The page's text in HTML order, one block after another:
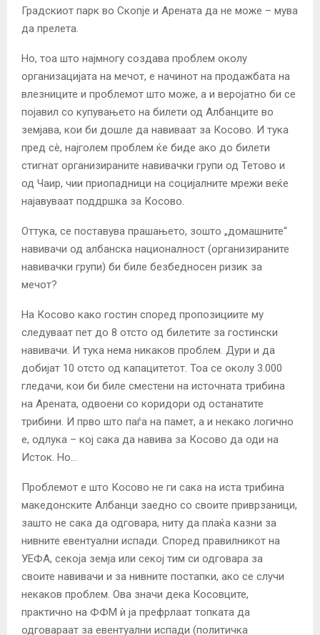
Градскиот парк во Скопје и Арената да не може – мува
да прелета.
Но, тоа што најмногу создава проблем околу
организацијата на мечот, е начинот на продажбата на
влезниците и проблемот што може, а и веројатно би се
појавил со купувањето на билети од Албанците во
земјава, кои би дошле да навиваат за Косово. И тука
пред сè, најголем проблем ќе биде ако до билети
стигнат организираните навивачки групи од Тетово и
од Чаир, чии приопадници на социјалните мрежи веќе
најавуваат поддршка за Косово.
Оттука, се поставува прашањето, зошто „домашните“
навивачи од албанска националност (организираните
навивачки групи) би биле безбедносен ризик за
мечот?
На Косово како гостин според пропозициите му
следуваат пет до 8 отсто од билетите за гостински
навивачи. И тука нема никаков проблем. Дури и да
добијат 10 отсто од капацитетот. Тоа се околу 3.000
гледачи, кои би биле сместени на источната трибина
на Арената, одвоени со коридори од останатите
трибини. И прво што паѓа на памет, а и некако логично
е, одлука – кој сака да навива за Косово да оди на
Исток. Но…
Проблемот е што Косово не ги сака на иста трибина
македонските Албанци заедно со своите приврзаници,
зашто не сака да одговара, ниту да плаќа казни за
нивните евентуални испади. Според правилникот на
УЕФА, секоја земја или секој тим си одговара за
своите навивачи и за нивните постапки, ако се случи
некаков проблем. Ова значи дека Косовците,
практично на ФФМ ѝ ја префрлаат топката да
одговараат за евентуални испади (политичка